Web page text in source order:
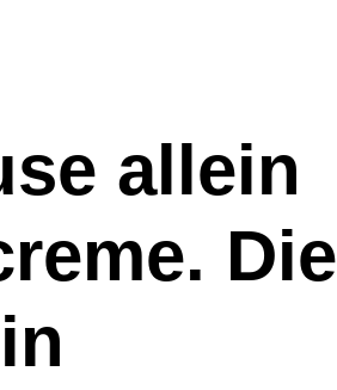
allein
Die